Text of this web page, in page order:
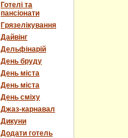
Готелі та
пансіонати
Грязелікування
Дайвінг
Дельфінарій
День бруду
День міста
День міста
День сміху
Джаз-карнавал
Дикуни
Додати готель